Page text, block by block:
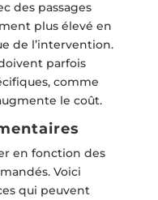
des passages
plus élevé en
de l’intervention.
parfois
comme
le coût.
en fonction des
Voici
qui peuvent